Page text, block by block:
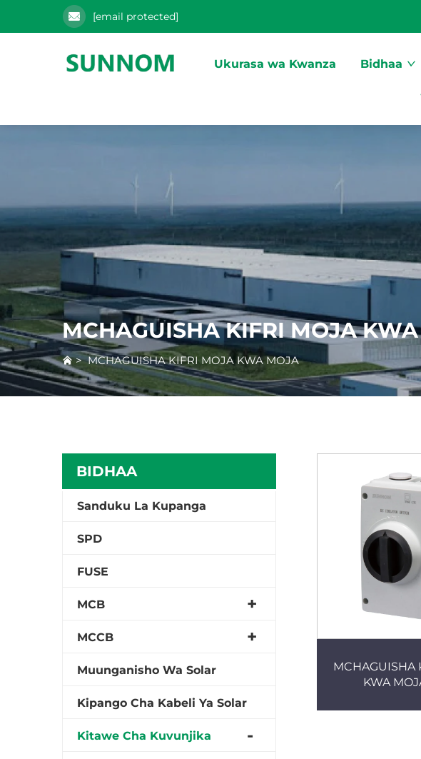
[email protected]
Ukurasa wa Kwanza Bidhaa
MCHAGUISHA KIFRI MOJA
>MCHAGUISHA KIFRI MOJA KWA MOJA
BIDHAA
Sanduku La Kupanga
SPD
FUSE
MCB
MCCB
Muunganisho Wa Solar
Kipango Cha Kabeli Ya Solar
Kitawe Cha Kuvunjika
MCHAGUISHA
KWA